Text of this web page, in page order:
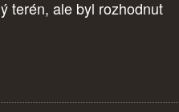
terén, ale byl rozhodnut